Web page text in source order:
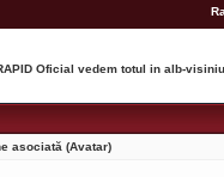
Oficial vedem totul in alb-
asociată (Avatar)